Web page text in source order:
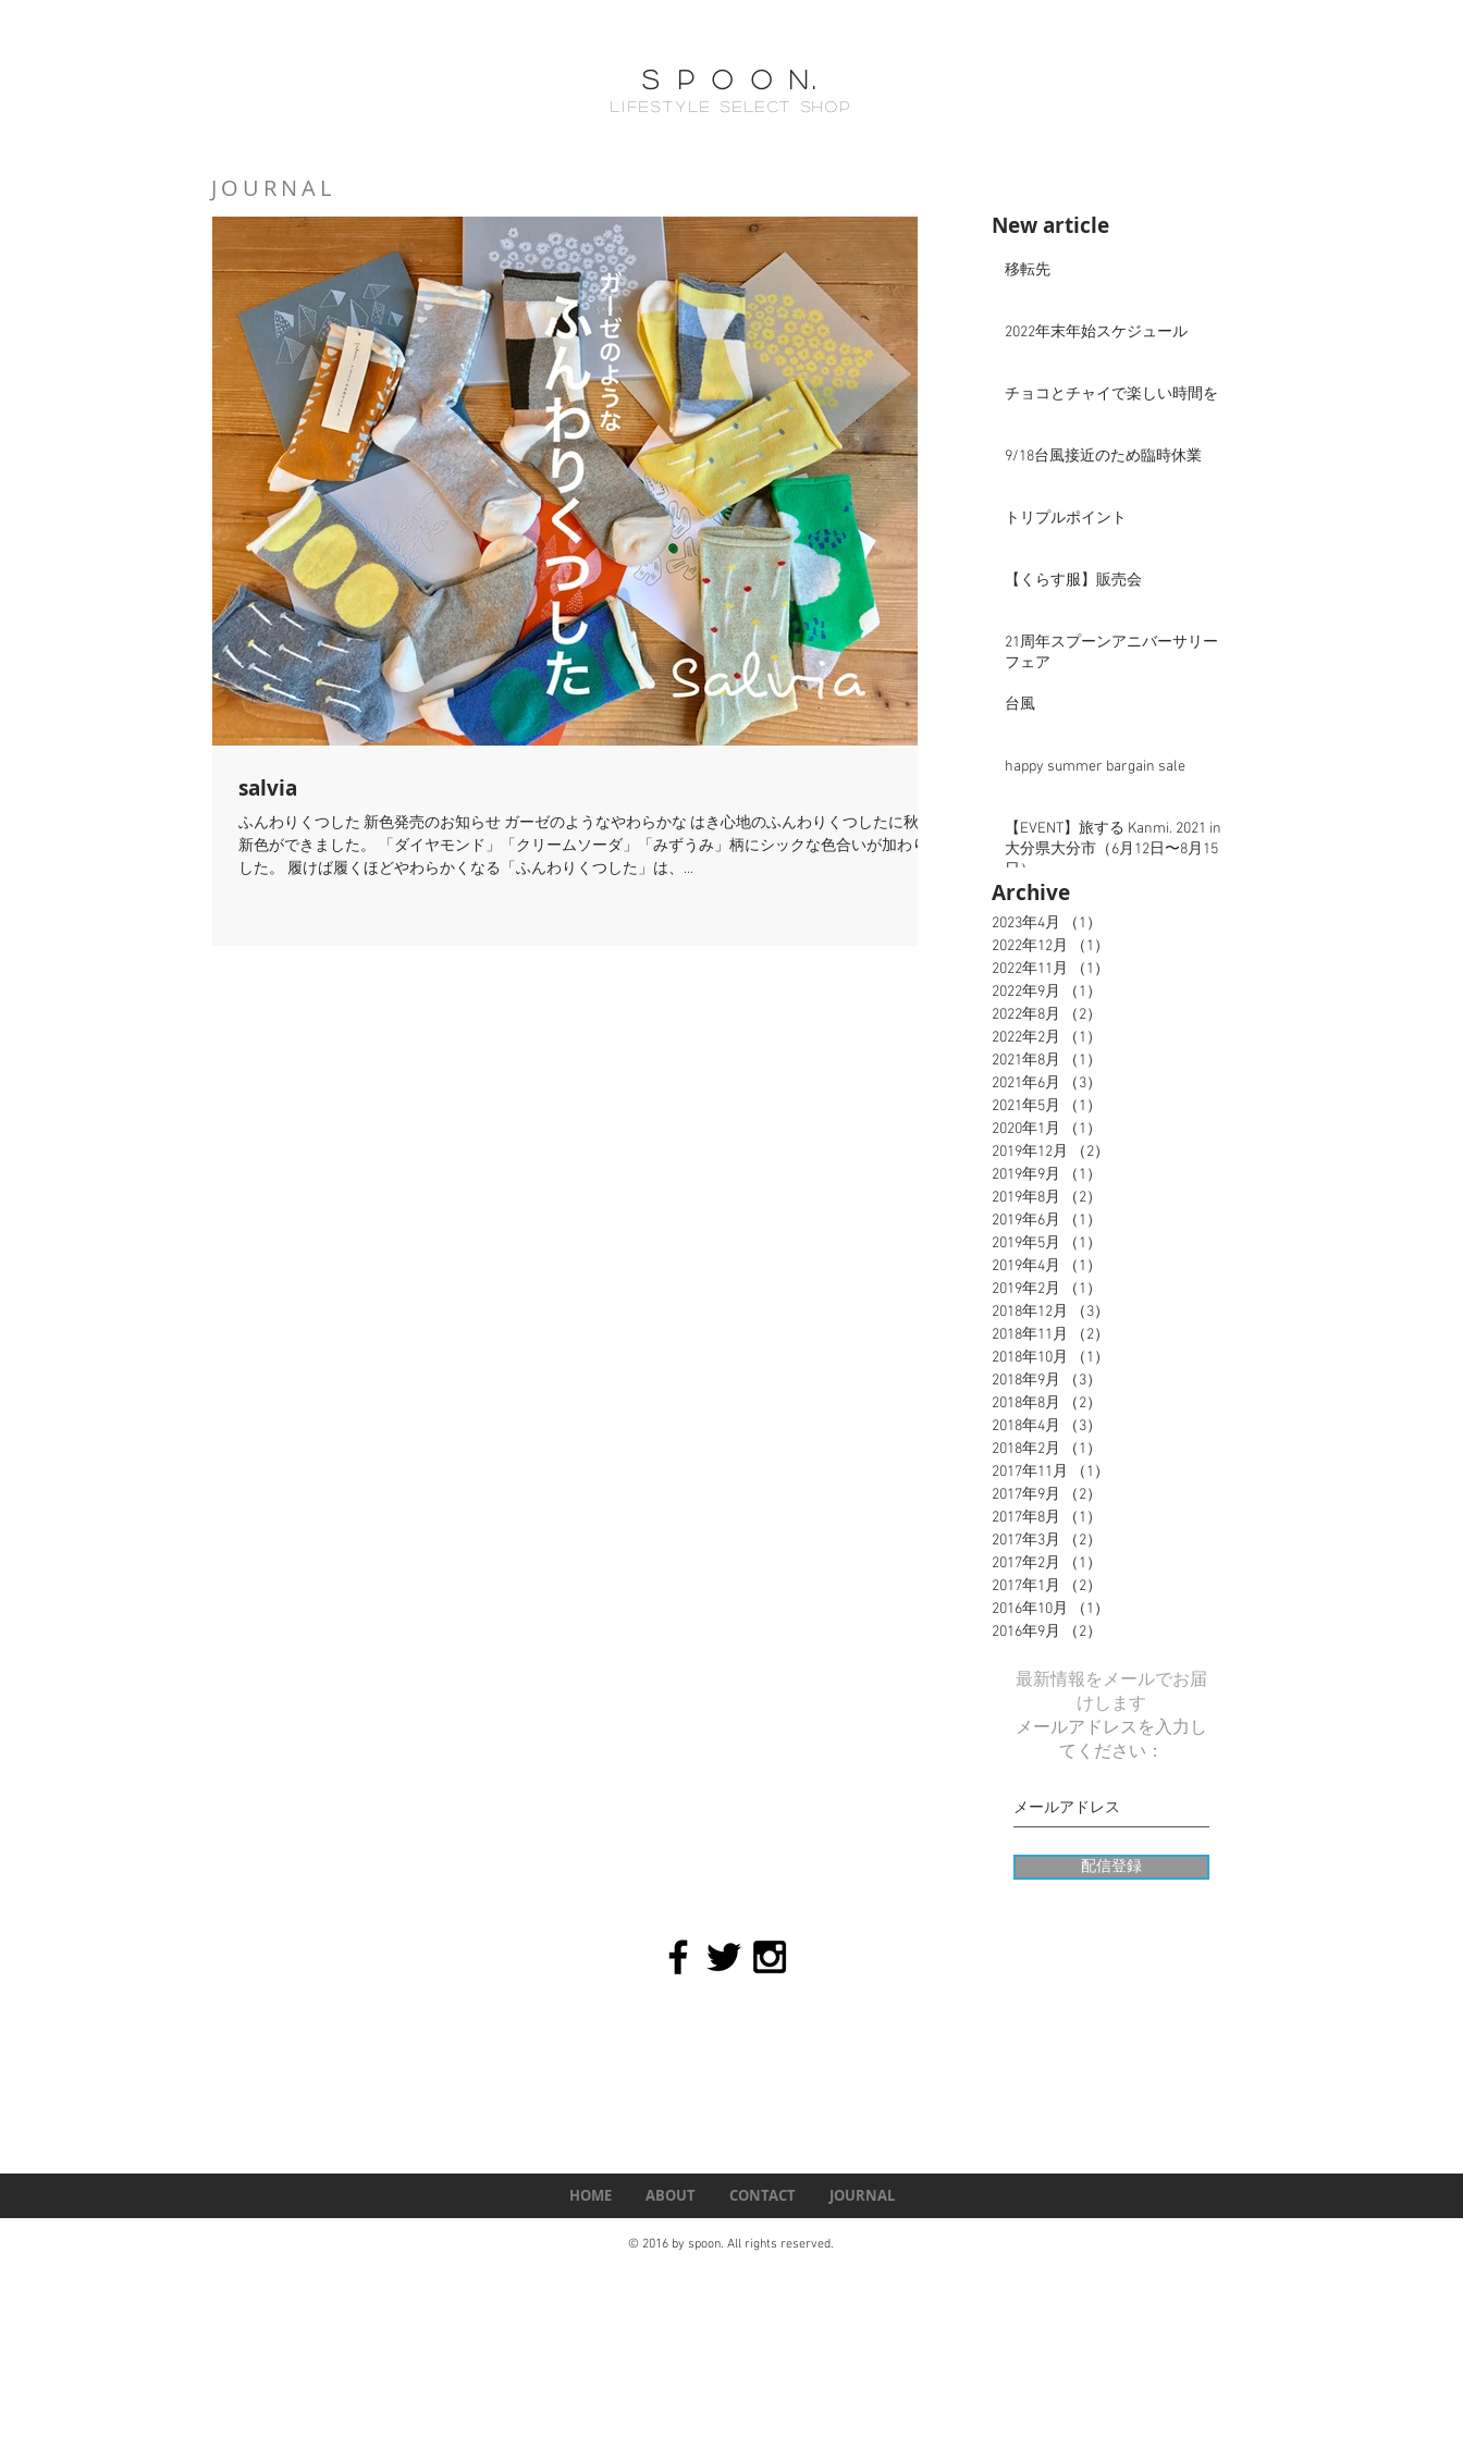
s p o o n.
Lifestyle select shop
JOURNAL
salvia
ふんわりくつした 新色発売のお知らせ ガーゼのようなやわらかな はき心地のふんわりくつしたに秋の
新色ができました。 「ダイヤモンド」「クリームソーダ」「みずうみ」柄にシックな色合いが加わりま
した。 履けば履くほどやわらかくなる「ふんわりくつした」は、...
New article
移転先
2022年末年始スケジュール
チョコとチャイで楽しい時間を
9/18台風接近のため臨時休業
トリプルポイント
【くらす服】販売会
21周年スプーンアニバーサリー
フェア
台風
happy summer bargain sale
【EVENT】旅する Kanmi. 2021 in
大分県大分市（6月12日〜8月15
日）
Archive
2023年4月 （1）
2022年12月
（1）
2022年11月
（1）
2022年9月
（1）
2022年8月
（2）
2022年2月
（1）
2021年8月
（1）
2021年6月
（3）
2021年5月
（1）
2020年1月
（1）
2019年12月
（2）
2019年9月
（1）
2019年8月
（2）
2019年6月
（1）
2019年5月
（1）
2019年4月
（1）
2019年2月
（1）
2018年12月
（3）
2018年11月
（2）
2018年10月
（1）
2018年9月
（3）
2018年8月
（2）
2018年4月
（3）
2018年2月
（1）
2017年11月
（1）
2017年9月
（2）
2017年8月
（1）
2017年3月
（2）
2017年2月
（1）
2017年1月
（2）
2016年10月
（1）
2016年9月
（2）
最新情報をメールでお届
けします
メールアドレスを入力し
てください：
配信登録
HOME ABOUT CONTACT JOURNAL
© 2016 by spoon. All rights reserved.